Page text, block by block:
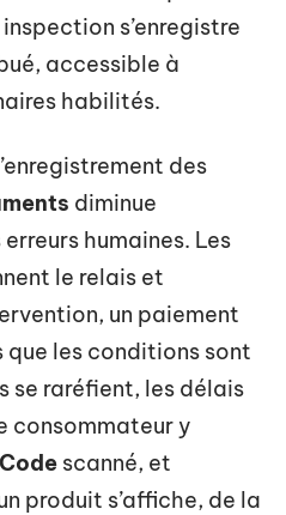
s’enregistre
accessible à
habilités.
des
diminue
humaines. Les
le relais et
un paiement
que les conditions sont
se raréfient, les délais
consommateur y
scanné, et
produit s’affiche, de la